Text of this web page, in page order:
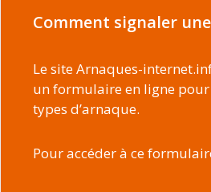
Comment signaler
Le site Arnaques-
un formulaire en ligne
types d’arnaque.
Pour accéder à ce